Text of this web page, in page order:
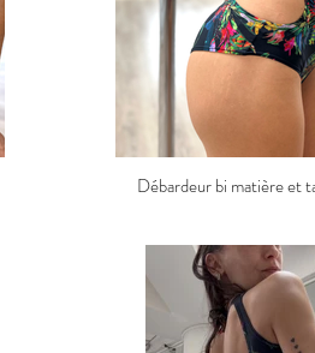
Débardeur bi matière et